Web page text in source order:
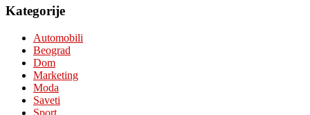
Kategorije
Automobili
Beograd
Dom
Marketing
Moda
Saveti
Sport